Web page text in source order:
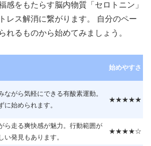
感をもたらす脳内物質「セロトニン」
レス解消に繋がります。 自分のペー
れるものから始めてみましょう。
始めやすさ
ながら気軽にできる有酸素運動。
に始められます。
★★★★★
ら走る爽快感が魅力。行動範囲が
い発見もあります。
★★★★☆